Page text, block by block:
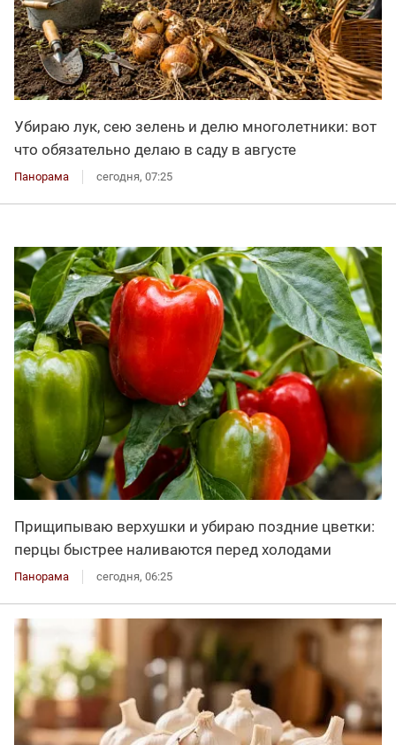
Убираю лук, сею зелень и делю многолетники: вот
что обязательно делаю в саду в августе
Панорама сегодня, 07:25
Прищипываю верхушки и убираю поздние цветки:
перцы быстрее наливаются перед холодами
Панорама сегодня, 06:25